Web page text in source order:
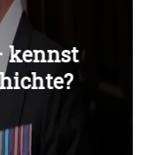
Überspringen